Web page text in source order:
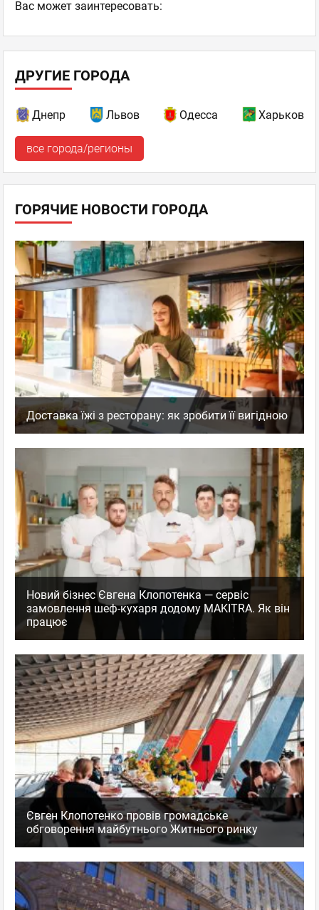
Ваc может заинтересовать:
ДРУГИЕ ГОРОДА
Днепр Львов Одесса Харьков
все города/регионы
ГОРЯЧИЕ НОВОСТИ ГОРОДА
Доставка їжі з ресторану: як зробити її вигідною
Новий бізнес Євгена Клопотенка — сервіс
замовлення шеф-кухаря додому MAKITRA. Як він
працює
Євген Клопотенко провів громадське
обговорення майбутнього Житнього ринку